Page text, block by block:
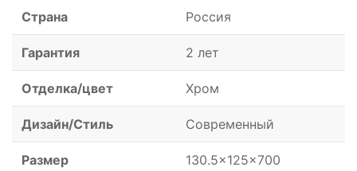
Страна Россия
Гарантия 2 лет
Отделка/цвет Хром
Дизайн/Стиль Современный
Размер 130.5x125x700